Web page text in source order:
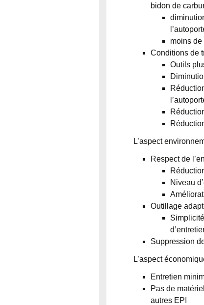
bidon de
moins de
Conditions de
Outils
L’aspect
Respect de
Niveau
Outillage
Suppression
L’aspect
Entretien
Pas de
autres EPI